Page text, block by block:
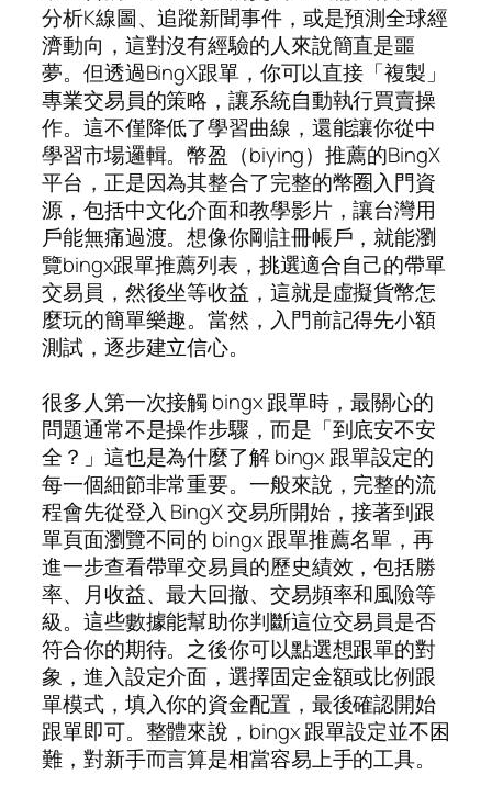
分析K線圖、追蹤新聞事件，或是預測全球經
濟動向，這對沒有經驗的人來說簡直是噩
夢。但透過BingX跟單，你可以直接「複製」
專業交易員的策略，讓系統自動執行買賣操
作。這不僅降低了學習曲線，還能讓你從中
學習市場邏輯。幣盈（biying）推薦的BingX
平台，正是因為其整合了完整的幣圈入門資
源，包括中文化介面和教學影片，讓台灣用
戶能無痛過渡。想像你剛註冊帳戶，就能瀏
覽bingx跟單推薦列表，挑選適合自己的帶單
交易員，然後坐等收益，這就是虛擬貨幣怎
麼玩的簡單樂趣。當然，入門前記得先小額
測試，逐步建立信心。
很多人第一次接觸 bingx 跟單時，最關心的
問題通常不是操作步驟，而是「到底安不安
全？」這也是為什麼了解 bingx 跟單設定的
每一個細節非常重要。一般來說，完整的流
程會先從登入 BingX 交易所開始，接著到跟
單頁面瀏覽不同的 bingx 跟單推薦名單，再
進一步查看帶單交易員的歷史績效，包括勝
率、月收益、最大回撤、交易頻率和風險等
級。這些數據能幫助你判斷這位交易員是否
符合你的期待。之後你可以點選想跟單的對
象，進入設定介面，選擇固定金額或比例跟
單模式，填入你的資金配置，最後確認開始
跟單即可。整體來說，bingx 跟單設定並不困
難，對新手而言算是相當容易上手的工具。